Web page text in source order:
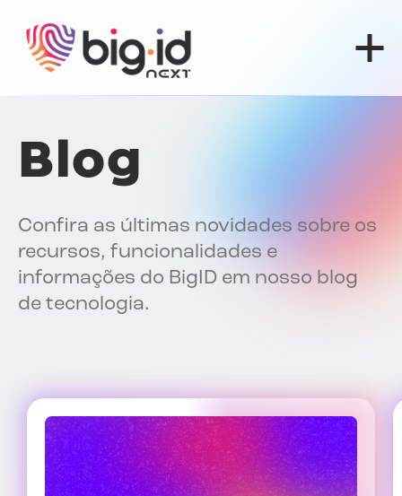
Blog
Confira as últimas novidades sobre os
recursos, funcionalidades e
informações do BigID em nosso blog
de tecnologia.